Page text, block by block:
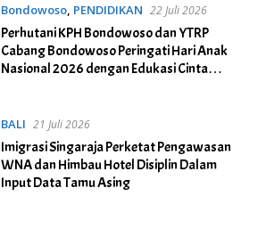
Bondowoso, PENDIDIKAN 22 Juli 2026
Perhutani KPH Bondowoso dan YTRP
Cabang Bondowoso Peringati Hari Anak
Nasional 2026 dengan Edukasi Cinta
BALI 21 Juli 2026
Imigrasi Singaraja Perketat Pengawasan
WNA dan Himbau Hotel Disiplin Dalam
Input Data Tamu Asing